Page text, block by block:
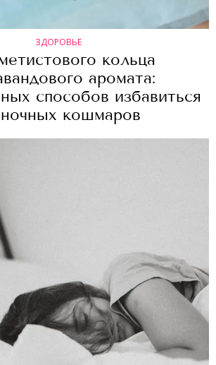
ЗДОРОВЬЕ
кольца
аромата:
способов избавиться
кошмаров